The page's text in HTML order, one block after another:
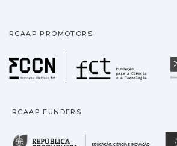
RCAAP PROMOTORS
RCAAP FUNDERS